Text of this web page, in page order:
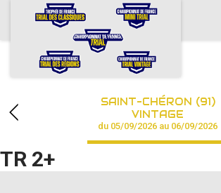
ACCUEIL
CALENDRIER
CHAMPIONNAT
RÉSULTATS
PHOTOS / VIDÉOS
SAINT-CHÉRON (91)
VINTAGE
du 05/09/2026 au 06/09/2026
TR 2+